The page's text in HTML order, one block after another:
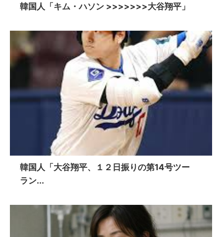
韓国人「キム・ハソン >>>>>>>大谷翔平」
韓国人「大谷翔平、１２日振りの第14号ツー
ラン...